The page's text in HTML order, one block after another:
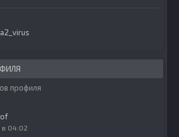
профиля
в 04:02